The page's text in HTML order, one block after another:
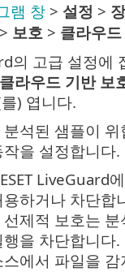
램 창 > 설정 >
> 보호 > 클라우
의 고급 설정에
클라우드 기반 보
) 엽니다.
석된 샘플이 위
을 설정합니다.
LiveGuard
하거나 차단합
제적 보호는
을 차단합니다
에서 파일을 감